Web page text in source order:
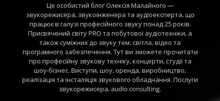
Це особистий блог Олексія Малайного —
звукорежисера, звукоінженера та аудіоексперта, що
працює в галузі професійного звуку понад 25 років.
Присвячений світу PRO та побутової аудіотехніки, а
також суміжних до звуку тем: світла, відео та
програмного забезпечення. Тут ви зможете прочитати
про професійну звукову техніку, концерти, студії та
шоу-бізнес. Виступи, шоу, оренда, виробництво,
реалізація та інсталяція звукового обладнання. Послуги
звукорежисера, audio consulting.